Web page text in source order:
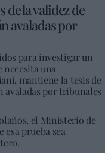
la validez de
avaladas por
para investigar un
necesita una
mantiene la tesis de
avaladas por tribunales
el Ministerio de
prueba sea